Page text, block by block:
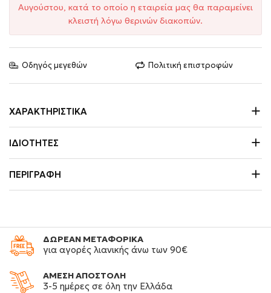
Αυγούστου, κατά το οποίο η εταιρεία μας θα παραμείνει
κλειστή λόγω θερινών διακοπών.
Οδηγός μεγεθών Πολιτική επιστροφών
ΧΑΡΑΚΤΗΡΙΣΤΙΚΆ
ΙΔΙΌΤΗΤΕΣ
ΠΕΡΙΓΡΑΦΉ
ΔΩΡΕΑΝ ΜΕΤΑΦΟΡΙΚΑ
για αγορές λιανικής άνω των 90€
ΑΜΕΣΗ ΑΠΟΣΤΟΛΗ
3-5 ημέρες σε όλη την Ελλάδα